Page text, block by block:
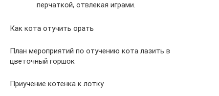
перчаткой, отвлекая играми.
Как кота отучить орать
План мероприятий по отучению кота лазить в
цветочный горшок
Приучение котенка к лотку